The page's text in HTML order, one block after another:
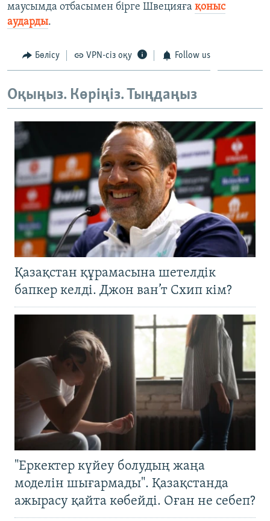
маусымда отбасымен бірге Швецияға қоныс
аударды.
Бөлісу VPN-сіз оқу Follow us
Оқыңыз. Көріңіз. Тыңдаңыз
Қазақстан құрамасына шетелдік
бапкер келді. Джон ван’т Схип кім?
"Еркектер күйеу болудың жаңа
моделін шығармады". Қазақстанда
ажырасу қайта көбейді. Оған не себеп?